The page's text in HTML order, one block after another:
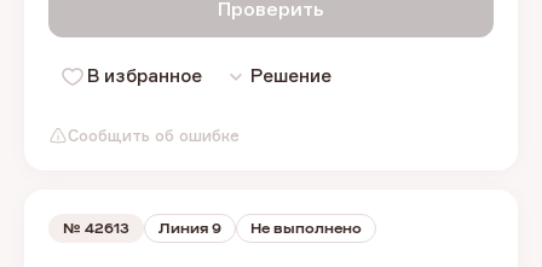
Сообщить об ошибке
Проверить
В избранное Решение
№ 42613 Линия 9 Не выполнено